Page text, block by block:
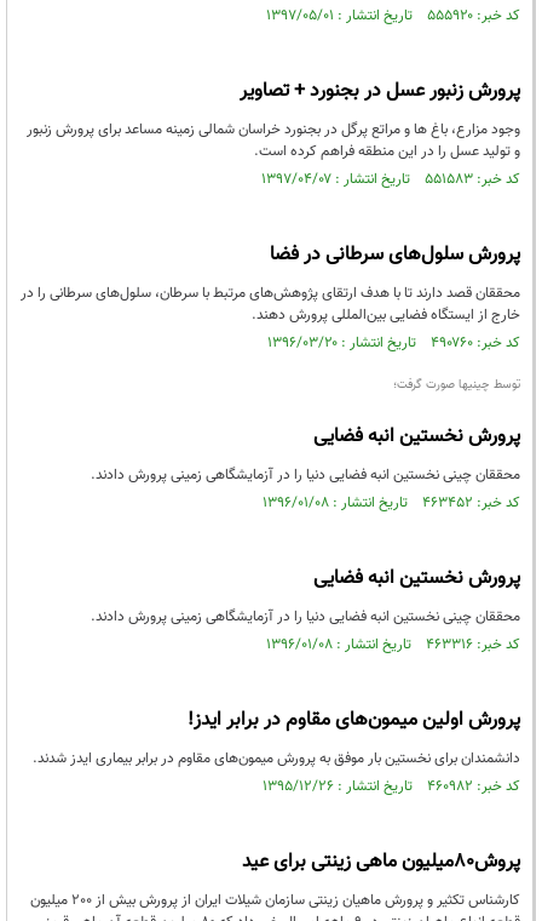
کد خبر: ۵۵۵۹۲۰ تاریخ انتشار : ۱۳۹۷/۰۵/۰۱
پرورش زنبور عسل در بجنورد + تصاویر
وجود مزارع، باغ ها و مراتع پرگل در بجنورد خراسان شمالی زمینه مساعد برای پرورش زنبور
و تولید عسل را در این منطقه فراهم کرده است.
کد خبر: ۵۵۱۵۸۳ تاریخ انتشار : ۱۳۹۷/۰۴/۰۷
پرورش سلول‌های سرطانی در فضا
محققان قصد دارند تا با هدف ارتقای پژوهش‌های مرتبط با سرطان، سلول‌های سرطانی را در
خارج از ایستگاه فضایی بین‌المللی پرورش دهند.
کد خبر: ۴۹۰۷۶۰ تاریخ انتشار : ۱۳۹۶/۰۳/۲۰
توسط چینیها صورت گرفت؛
پرورش نخستین انبه فضایی
محققان چینی نخستین انبه فضایی دنیا را در آزمایشگاهی زمینی پرورش دادند.
کد خبر: ۴۶۳۴۵۲ تاریخ انتشار : ۱۳۹۶/۰۱/۰۸
پرورش نخستین انبه فضایی
محققان چینی نخستین انبه فضایی دنیا را در آزمایشگاهی زمینی پرورش دادند.
کد خبر: ۴۶۳۳۱۶ تاریخ انتشار : ۱۳۹۶/۰۱/۰۸
پرورش اولین میمون‌های مقاوم در برابر ایدز!
دانشمندان برای نخستین بار موفق به پرورش میمون‌های مقاوم در برابر بیماری ایدز شدند.
کد خبر: ۴۶۰۹۸۲ تاریخ انتشار : ۱۳۹۵/۱۲/۲۶
پروش80میلیون ماهی زینتی برای عید
کارشناس تکثیر و پرورش ماهیان زینتی سازمان شیلات ایران از پرورش بیش از 200 میلیون